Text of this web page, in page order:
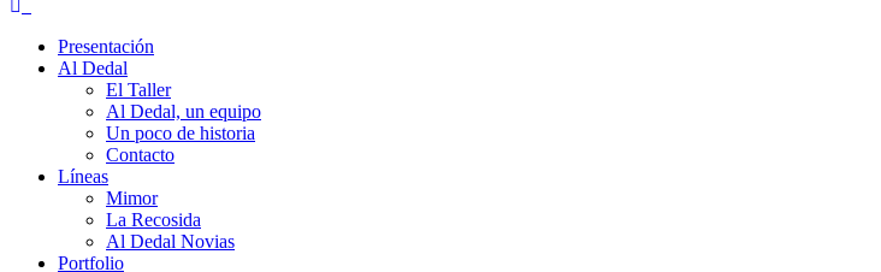
Presentación
Al Dedal
El Taller
Al Dedal, un equipo
Un poco de historia
Contacto
Líneas
Mimor
La Recosida
Al Dedal Novias
Portfolio